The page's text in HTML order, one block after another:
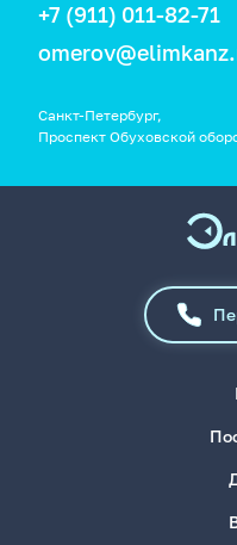
+7 (911) 011-82-71
Санкт-Петербург,
Проспект Обуховской